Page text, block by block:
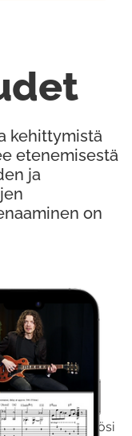
käyttöösi
kehittymistä
etenemisestä
ja
on